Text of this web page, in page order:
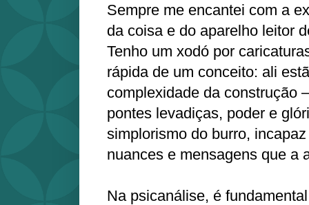
Sempre me encantei com a
da coisa e do aparelho leitor
Tenho um xodó por
rápida de um conceito: ali
complexidade da construção
pontes levadiças, poder e
simplorismo do burro,
nuances e mensagens que a
Na psicanálise, é